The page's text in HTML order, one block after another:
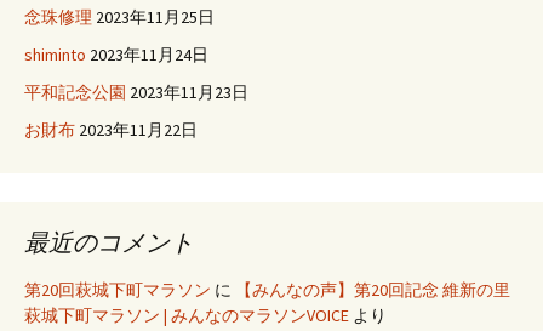
念珠修理 2023年11月25日
shiminto 2023年11月24日
平和記念公園 2023年11月23日
お財布 2023年11月22日
最近のコメント
第20回萩城下町マラソン に
【みんなの声】第20回記念 維新の里
萩城下町マラソン | みんなのマラソンVOICE より